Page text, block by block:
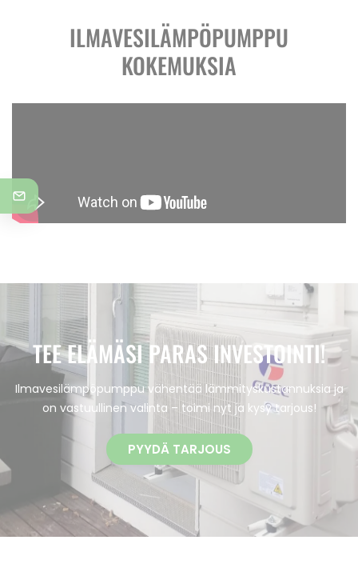
ILMAVESILÄMPÖPUMPPU
KOKEMUKSIA
TEE ELÄMÄSI PARAS INVESTOINTI!
Ilmavesilämpöpumppu vähentää lämmityskustannuksia ja
on vastuullinen valinta – toimi nyt ja kysy tarjous!
PYYDÄ TARJOUS